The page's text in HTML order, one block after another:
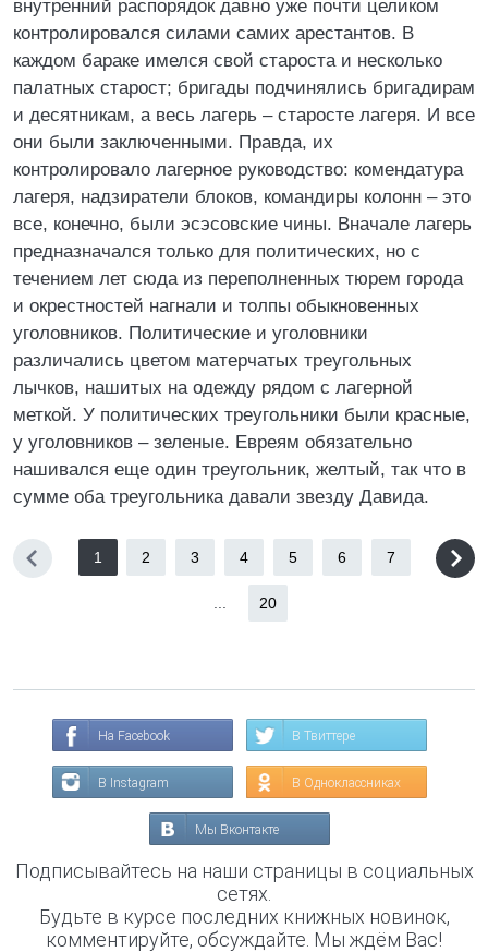
внутренний распорядок давно уже почти целиком
контролировался силами самих арестантов. В
каждом бараке имелся свой староста и несколько
палатных старост; бригады подчинялись бригадирам
и десятникам, а весь лагерь – старосте лагеря. И все
они были заключенными. Правда, их
контролировало лагерное руководство: комендатура
лагеря, надзиратели блоков, командиры колонн – это
все, конечно, были эсэсовские чины. Вначале лагерь
предназначался только для политических, но с
течением лет сюда из переполненных тюрем города
и окрестностей нагнали и толпы обыкновенных
уголовников. Политические и уголовники
различались цветом матерчатых треугольных
лычков, нашитых на одежду рядом с лагерной
меткой. У политических треугольники были красные,
у уголовников – зеленые. Евреям обязательно
нашивался еще один треугольник, желтый, так что в
сумме оба треугольника давали звезду Давида.
1 2 3 4 5 6 7
20
На Facebook В Твиттере
В Instagram В Одноклассниках
Мы Вконтакте
Подписывайтесь на наши страницы в социальных
сетях.
Будьте в курсе последних книжных новинок,
комментируйте, обсуждайте. Мы ждём Вас!